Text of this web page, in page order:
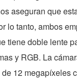
aseguran que
lo tanto, ambos
tiene doble lente
y RGB. La
12 megapíxeles